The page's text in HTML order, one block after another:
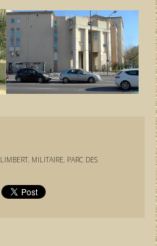
LIMBERT, MILITAIRE, PARC DES